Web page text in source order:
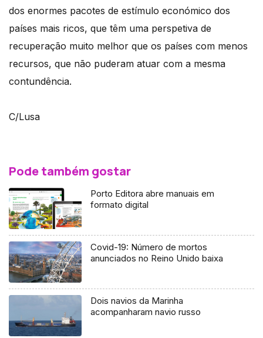
dos enormes pacotes de estímulo económico dos
países mais ricos, que têm uma perspetiva de
recuperação muito melhor que os países com menos
recursos, que não puderam atuar com a mesma
contundência.
C/Lusa
Pode também gostar
Porto Editora abre manuais em
formato digital
Covid-19: Número de mortos
anunciados no Reino Unido baixa
Dois navios da Marinha
acompanharam navio russo